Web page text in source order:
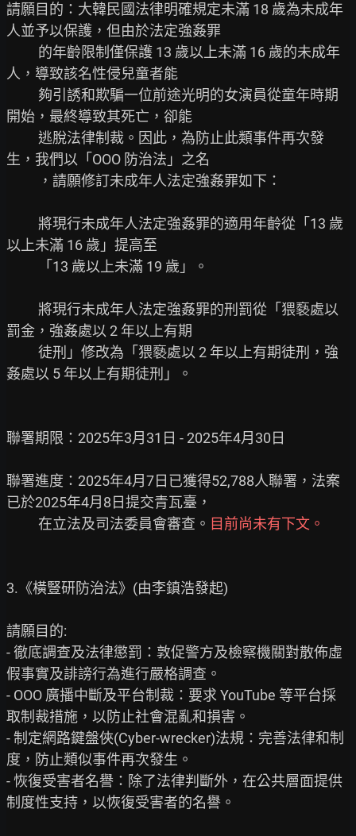
請願目的：大韓民國法律明確規定未滿 18 歲為未成年
人並予以保護，但由於法定強姦罪
人，導致該名性侵兒童者能
開始，最終導致其死亡，卻能
生，我們以「OOO 防治法」之名
以上未滿 16 歲」提高至
罰金，強姦處以 2 年以上有期
姦處以 5 年以上有期徒刑」。
聯署期限：2025年3月31日 - 2025年4月30日
聯署進度：2025年4月7日已獲得52,788人聯署，法案
已於2025年4月8日提交青瓦臺，
          在立法及司法委員會審查。
目前尚未有下文。
3.《橫豎研防治法》(由李鎮浩發起)
請願目的:
- 徹底調查及法律懲罰：敦促警方及檢察機關對散佈虛
假事實及誹謗行為進行嚴格調查。
- OOO 廣播中斷及平台制裁：要求 YouTube 等平台採
取制裁措施，以防止社會混亂和損害。
- 制定網路鍵盤俠(Cyber-wrecker)法規：完善法律和制
度，防止類似事件再次發生。
- 恢復受害者名譽：除了法律判斷外，在公共層面提供
制度性支持，以恢復受害者的名譽。